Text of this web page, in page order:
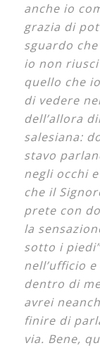
anche io
grazia di
sguardo
io non
quello che
di vedere
dell’allora
salesiana:
stavo
negli occhi
che il
prete con
la
sotto i
nell’ufficio
dentro di
avrei
finire di
via. Bene,